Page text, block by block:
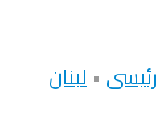
رئيسى •لبنان